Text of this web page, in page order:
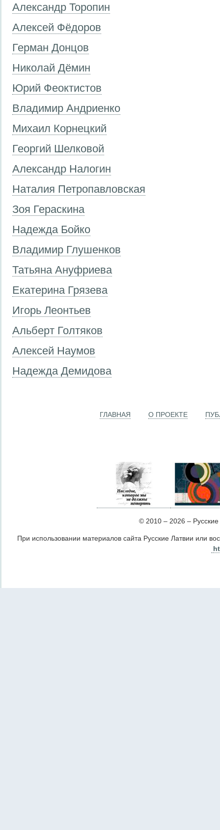
Александр Торопин
Алексей Фёдоров
Герман Донцов
Николай Дёмин
Юрий Феоктистов
Владимир Андриенко
Михаил Корнецкий
Георгий Шелковой
Александр Налогин
Наталия Петропавловская
Зоя Гераскина
Надежда Бойко
Владимир Глушенков
Татьяна Ануфриева
Екатерина Грязева
Игорь Леонтьев
Альберт Голтяков
Алексей Наумов
Надежда Демидова
ГЛАВНАЯ О ПРОЕКТЕ
© 2010 – 2026 –
При использовании материалов сайта Русские Латвии или